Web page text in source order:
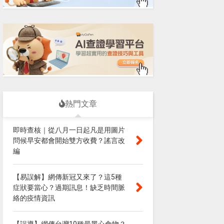
熱門文章
即時查核｜從八月一日起凡是用圖片
問候早安都會開始雙方收費？謠言改
編
【易誤解】網傳新冠又來了？這5種
症狀要當心？過期訊息！缺乏時間脈
絡的疫情資訊